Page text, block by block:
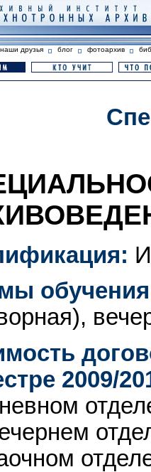
наши друзья блог фотоархив
2009/